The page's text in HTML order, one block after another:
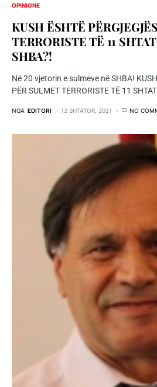
OPINIONE
KUSH ËSHTË
TERRORISTE TË 11
SHBA?!
Në 20 vjetorin e sulmeve në SHBA!
PËR SULMET TERRORISTE TË 11
NGA EDITORI 12 SHTATOR, 2021 NO